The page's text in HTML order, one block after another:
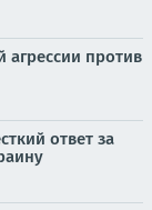
агрессии против
ответ за